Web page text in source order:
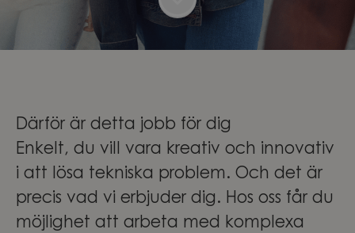
Därför är detta jobb för dig
Enkelt, du vill vara kreativ och innovativ
i att lösa tekniska problem. Och det är
precis vad vi erbjuder dig. Hos oss får du
möjlighet att arbeta med komplexa